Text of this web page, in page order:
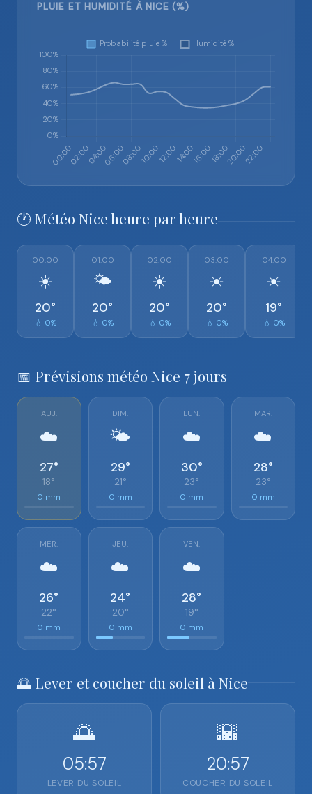
PLUIE ET HUMIDITÉ À NICE (%)
🕐 Météo Nice heure par heure
00:00
☀️
20°
💧 0%
01:00
🌤️
20°
💧 0%
02:00
☀️
20°
💧 0%
03:00
☀️
20°
💧 0%
04:00
☀️
19°
💧 0%
📅 Prévisions météo Nice 7 jours
AUJ.
☁️
27°
18°
0 mm
DIM.
🌤️
29°
21°
0 mm
LUN.
☁️
30°
23°
0 mm
MAR.
☁️
28°
23°
0 mm
MER.
☁️
26°
22°
0 mm
JEU.
☁️
24°
20°
0 mm
VEN.
☁️
28°
19°
0 mm
🌅 Lever et coucher du soleil à Nice
🌅
05:57
LEVER DU SOLEIL
🌇
20:57
COUCHER DU SOLEIL